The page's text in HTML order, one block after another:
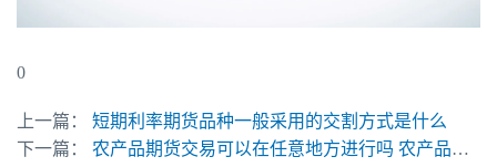
0
上一篇：
短期利率期货品种一般采用的交割方式是什么
下一篇：
农产品期货交易可以在任意地方进行吗 农产品期货开户流程